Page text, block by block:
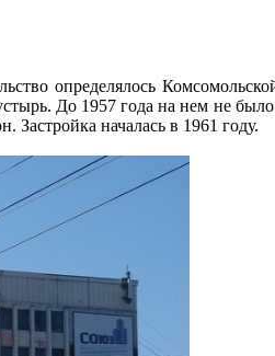
определялось
До 1957 года на нем не
началась в 1961 году.